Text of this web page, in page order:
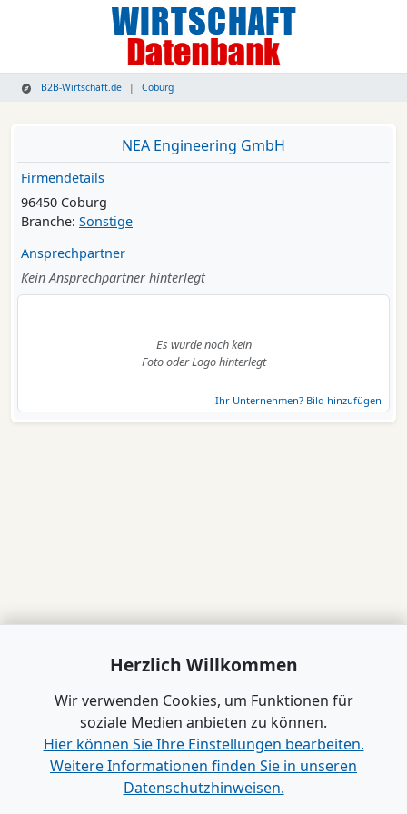
B2B-Wirtschaft.de Coburg
NEA Engineering GmbH
Firmendetails
96450 Coburg
Branche: Sonstige
Ansprechpartner
Kein Ansprechpartner hinterlegt
Es wurde noch kein
Foto oder Logo hinterlegt
Ihr Unternehmen? Bild hinzufügen
Herzlich Willkommen
Wir verwenden Cookies, um Funktionen für
soziale Medien anbieten zu können.
Hier können Sie Ihre Einstellungen bearbeiten.
Weitere Informationen finden Sie in unseren
Datenschutzhinweisen.